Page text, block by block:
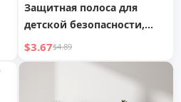
Защитная полоса для
детской безопасности,
цвет дерева, утолщенная,
расширенная, уголок
стола для детей,
$3.67$4.89